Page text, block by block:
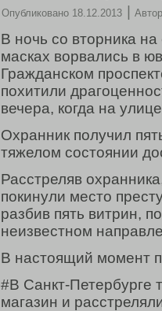
Опубликовано 18.12.2013 |
В ночь со вторника
масках ворвались в
Гражданском
похитили
вечера, когда на
Охранник получил
тяжелом состоянии
Расстреляв
покинули место
разбив пять витрин,
неизвестном
В настоящий момент
#В Санкт-Петербурге
магазин и